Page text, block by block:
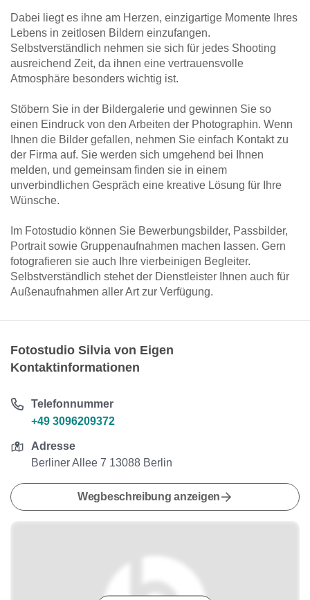
Dabei liegt es ihne am Herzen, einzigartige Momente Ihres
Lebens in zeitlosen Bildern einzufangen.
Selbstverständlich nehmen sie sich für jedes Shooting
ausreichend Zeit, da ihnen eine vertrauensvolle
Atmosphäre besonders wichtig ist.
Stöbern Sie in der Bildergalerie und gewinnen Sie so
einen Eindruck von den Arbeiten der Photographin. Wenn
Ihnen die Bilder gefallen, nehmen Sie einfach Kontakt zu
der Firma auf. Sie werden sich umgehend bei Ihnen
melden, und gemeinsam finden sie in einem
unverbindlichen Gespräch eine kreative Lösung für Ihre
Wünsche.
Im Fotostudio können Sie Bewerbungsbilder, Passbilder,
Portrait sowie Gruppenaufnahmen machen lassen. Gern
fotografieren sie auch Ihre vierbeinigen Begleiter.
Selbstverständlich stehet der Dienstleister Ihnen auch für
Außenaufnahmen aller Art zur Verfügung.
Fotostudio Silvia von Eigen
Kontaktinformationen
Telefonnummer
+49 3096209372
Adresse
Berliner Allee 7 13088 Berlin
Wegbeschreibung anzeigen